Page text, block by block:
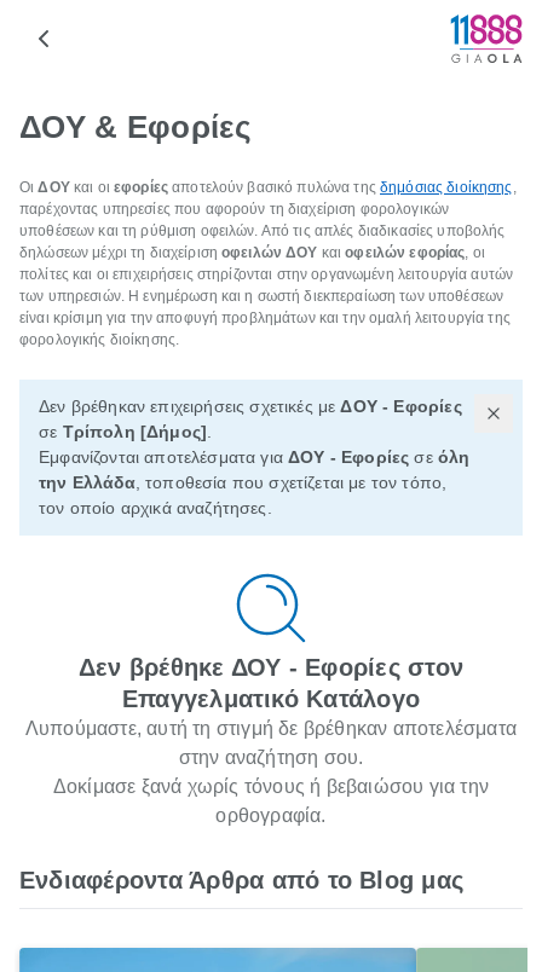
ΔΟΥ & Εφορίες
ΟιΔΟΥκαι οι εφορίεςαποτελούν βασικό πυλώνα τηςδημόσιας διοίκησης ,
παρέχοντας υπηρεσίες που αφορούν τη διαχείριση φορολογικών
υποθέσεων και τη ρύθμιση οφειλών. Από τις απλές διαδικασίες υποβολής
δηλώσεων μέχρι τη διαχείρισηοφειλών ΔΟΥ καιοφειλών εφορίας, οι
πολίτες και οι επιχειρήσεις στηρίζονται στην οργανωμένη λειτουργία αυτών
των υπηρεσιών. Η ενημέρωση και η σωστή διεκπεραίωση των υποθέσεων
είναι κρίσιμη για την αποφυγή προβλημάτων και την ομαλή λειτουργία της
φορολογικής διοίκησης.
Δεν βρέθηκαν επιχειρήσεις σχετικές μεΔΟΥ - Εφορίες
σε Τρίπολη [Δήμος]
Εμφανίζονται αποτελέσματα γιαΔΟΥ - Εφορίες σεόλη
την Ελλάδα, τοποθεσία που σχετίζεται με τον τόπο,
τον οποίο αρχικά αναζήτησες.
Δεν βρέθηκε ΔΟΥ - Εφορίες στον
Επαγγελματικό Κατάλογο
Λυπούμαστε, αυτή τη στιγμή δε βρέθηκαν αποτελέσματα
στην αναζήτηση σου.
Δοκίμασε ξανά χωρίς τόνους ή βεβαιώσου για την
ορθογραφία.
Ενδιαφέροντα Άρθρα από το Blog μας